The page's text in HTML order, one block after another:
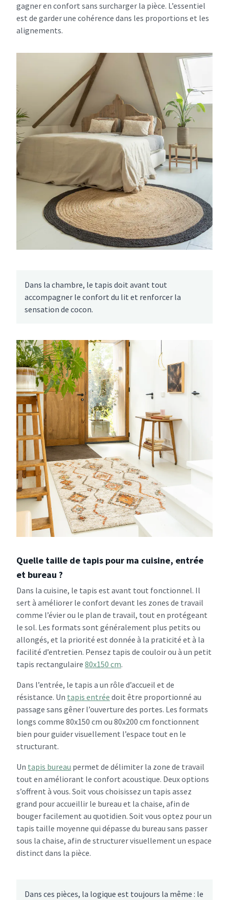
gagner en confort sans surcharger la pièce. L’essentiel
est de garder une cohérence dans les proportions et les
alignements.
Dans la chambre, le tapis doit avant tout
accompagner le confort du lit et renforcer la
sensation de cocon.
Quelle taille de tapis pour ma cuisine, entrée
et bureau ?
Dans la cuisine, le tapis est avant tout fonctionnel. Il
sert à améliorer le confort devant les zones de travail
comme l’évier ou le plan de travail, tout en protégeant
le sol. Les formats sont généralement plus petits ou
allongés, et la priorité est donnée à la praticité et à la
facilité d’entretien. Pensez tapis de couloir ou à un petit
tapis rectangulaire 80x150 cm.
Dans l’entrée, le tapis a un rôle d’accueil et de
résistance. Un tapis entrée doit être proportionné au
passage sans gêner l’ouverture des portes. Les formats
longs comme 80x150 cm ou 80x200 cm fonctionnent
bien pour guider visuellement l’espace tout en le
structurant.
Un tapis bureau permet de délimiter la zone de travail
tout en améliorant le confort acoustique. Deux options
s’offrent à vous. Soit vous choisissez un tapis assez
grand pour accueillir le bureau et la chaise, afin de
bouger facilement au quotidien. Soit vous optez pour un
tapis taille moyenne qui dépasse du bureau sans passer
sous la chaise, afin de structurer visuellement un espace
distinct dans la pièce.
Dans ces pièces, la logique est toujours la même : le